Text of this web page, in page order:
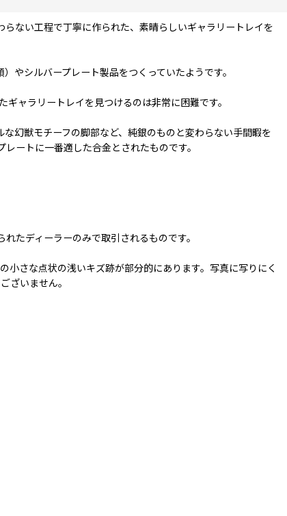
ない工程で丁寧に作られた、素晴らしいギャラリートレイを
やシルバープレート製品をつくっていたようです。
ャラリートレイを見つけるのは非常に困難です。
幻獣モチーフの脚部など、純銀のものと変わらない手間暇を
ートに一番適した合金とされたものです。
たディーラーのみで取引されるものです。
さな点状の浅いキズ跡が部分的にあります。写真に写りにく
ざいません。